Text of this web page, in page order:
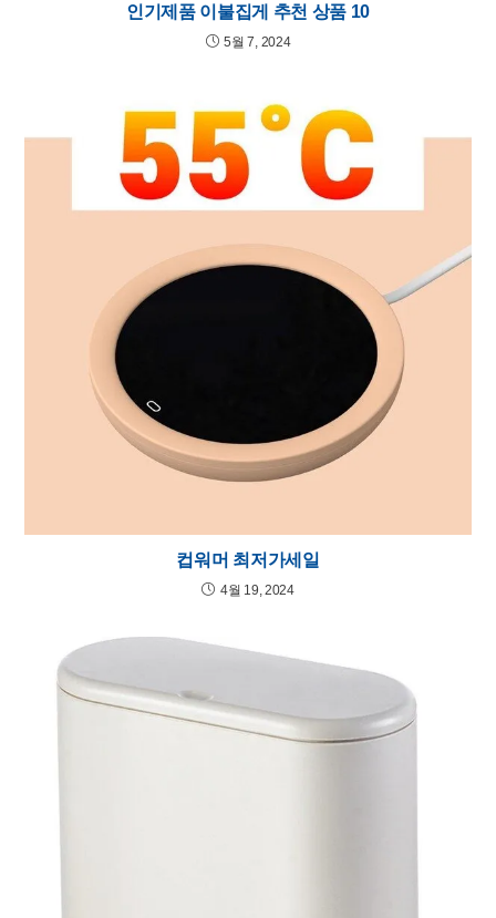
인기제품 이불집게 추천 상품 10
5월 7, 2024
컵워머 최저가세일
4월 19, 2024